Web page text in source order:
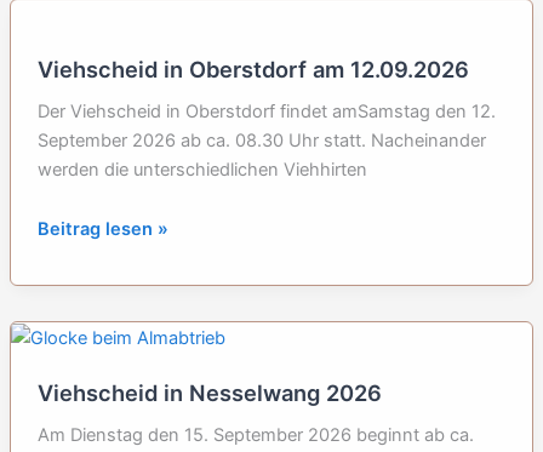
Viehscheid in Oberstdorf am 12.09.2026
Der Viehscheid in Oberstdorf findet amSamstag den 12.
September 2026 ab ca. 08.30 Uhr statt. Nacheinander
werden die unterschiedlichen Viehhirten
Viehscheid
Oberstdorf
12.09.2026
Beitrag lesen »
Viehscheid in Nesselwang 2026
Am Dienstag den 15. September 2026 beginnt ab ca.